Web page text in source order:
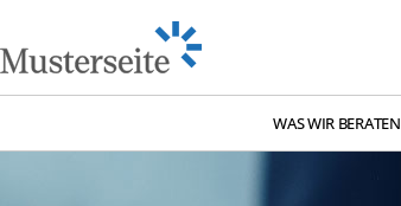
WAS WIR BERATEN